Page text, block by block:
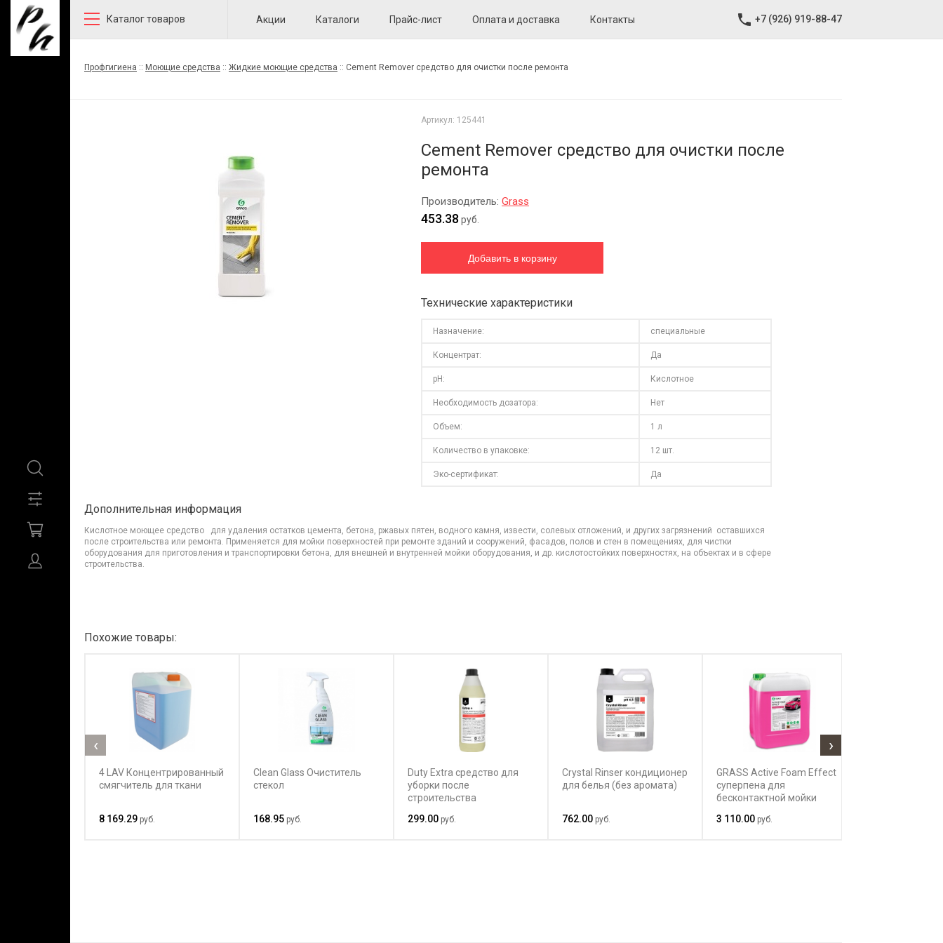
Каталог товаров Акции Каталоги Прайс-лист Оплата и доставка Контакты +7 (926) 919-88-47
Профгигиена :: Моющие средства :: Жидкие моющие средства :: Cement Remover средство для очистки после ремонта
Артикул: 125441
Cement Remover средство для очистки после
ремонта
Производитель: Grass
453.38 руб.
Технические характеристики
Назначение: специальные
Концентрат: Да
pH: Кислотное
Необходимость дозатора: Нет
Объем: 1 л
Количество в упаковке: 12 шт.
Эко-сертификат: Да
Дополнительная информация
Кислотное моющее средство для удаления остатков цемента, бетона, ржавых пятен, водного камня, извести, солевых отложений, и других загрязнений оставшихся
после строительства или ремонта. Применяется для мойки поверхностей при ремонте зданий и сооружений, фасадов, полов и стен в помещениях, для чистки
оборудования для приготовления и транспортировки бетона, для внешней и внутренней мойки оборудования, и др. кислотостойких поверхностях, на объектах и в сфере
строительства.
Похожие товары:
4 LAV Концентрированный
смягчитель для ткани
8 169.29 руб.
Clean Glass Очиститель
стекол
168.95 руб.
Duty Extra средство для
уборки после
строительства
299.00 руб.
Crystal Rinser кондиционер
для белья (без аромата)
762.00 руб.
GRASS Active Foam Effect
суперпена для
бесконтактной мойки
3 110.00 руб.
‹ ›